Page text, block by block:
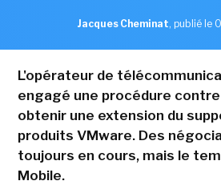
Jacques Cheminat, publié le
L'opérateur de
engagé une procédure
obtenir une extension du
produits VMware. Des
toujours en cours, mais le
Mobile.